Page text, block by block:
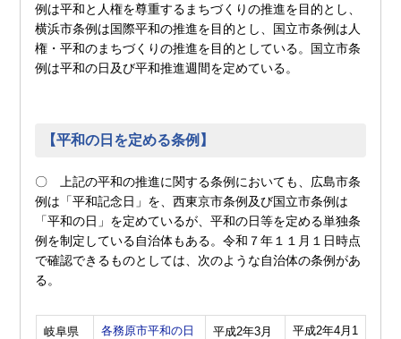
例は平和と人権を尊重するまちづくりの推進を目的とし、
横浜市条例は国際平和の推進を目的とし、国立市条例は人
権・平和のまちづくりの推進を目的としている。国立市条
例は平和の日及び平和推進週間を定めている。
【平和の日を定める条例】
〇 上記の平和の推進に関する条例においても、広島市条
例は「平和記念日」を、西東京市条例及び国立市条例は
「平和の日」を定めているが、平和の日等を定める単独条
例を制定している自治体もある。令和７年１１月１日時点
で確認できるものとしては、次のような自治体の条例があ
る。
岐阜県
各務原市平和の日
平成2年3月
平成2年4月1